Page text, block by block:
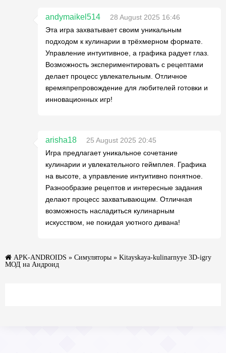
andymaikel514
28 August 2025 16:46
Эта игра захватывает своим уникальным
подходом к кулинарии в трёхмерном формате.
Управление интуитивное, а графика радует глаз.
Возможность экспериментировать с рецептами
делает процесс увлекательным. Отличное
времяпрепровождение для любителей готовки и
инновационных игр!
arisha18
25 August 2025 20:45
Игра предлагает уникальное сочетание
кулинарии и увлекательного геймплея. Графика
на высоте, а управление интуитивно понятное.
Разнообразие рецептов и интересные задания
делают процесс захватывающим. Отличная
возможность насладиться кулинарным
искусством, не покидая уютного дивана!
APK-ANDROIDS » Симуляторы » Kitayskaya-kulinarnyye 3D-igry
МОД на Андроид